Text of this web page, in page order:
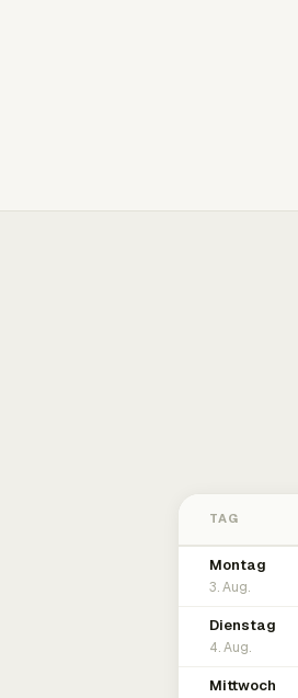
TAG
Montag
3. Aug.
Dienstag
4. Aug.
Mittwoch